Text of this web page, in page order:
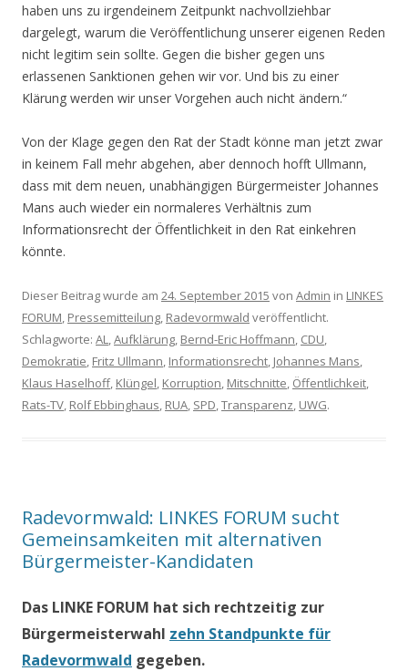
haben uns zu irgendeinem Zeitpunkt nachvollziehbar
dargelegt, warum die Veröffentlichung unserer eigenen Reden
nicht legitim sein sollte. Gegen die bisher gegen uns
erlassenen Sanktionen gehen wir vor. Und bis zu einer
Klärung werden wir unser Vorgehen auch nicht ändern.“
Von der Klage gegen den Rat der Stadt könne man jetzt zwar
in keinem Fall mehr abgehen, aber dennoch hofft Ullmann,
dass mit dem neuen, unabhängigen Bürgermeister Johannes
Mans auch wieder ein normaleres Verhältnis zum
Informationsrecht der Öffentlichkeit in den Rat einkehren
könnte.
Dieser Beitrag wurde am 24. September 2015 von Admin in LINKES
FORUM, Pressemitteilung, Radevormwald veröffentlicht.
Schlagworte: AL,Aufklärung, Bernd-Eric Hoffmann, CDU,
Demokratie, Fritz Ullmann, Informationsrecht, Johannes Mans,
Klaus Haselhoff, Klüngel, Korruption, Mitschnitte, Öffentlichkeit,
Rats-TV, Rolf Ebbinghaus, RUA, SPD,Transparenz, UWG.
Radevormwald: LINKES FORUM sucht
Gemeinsamkeiten mit alternativen
Bürgermeister-Kandidaten
Das LINKE FORUM hat sich rechtzeitig zur
Bürgermeisterwahl zehn Standpunkte für
Radevormwald gegeben.